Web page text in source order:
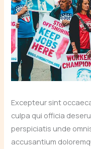
Excepteur sint
culpa qui officia
perspiciatis unde
accusantium